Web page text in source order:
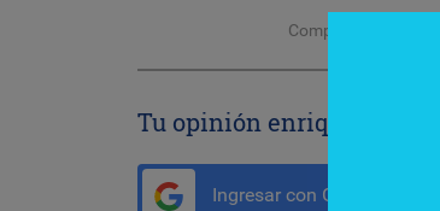
Compartir con tus
Tu opinión enriquece
Ingresar con Google